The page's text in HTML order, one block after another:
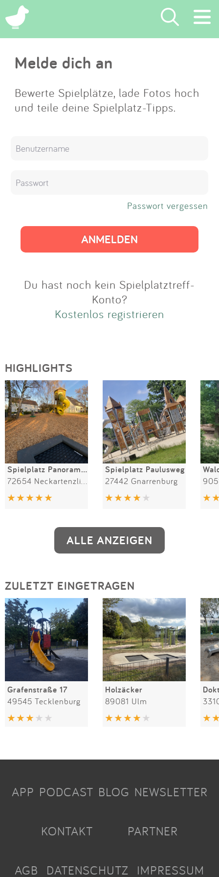
×
Suchen
Eintragen
App
Melde dich an
Bewerte Spielplätze, lade Fotos hoch
und teile deine Spielplatz-Tipps.
Passwort vergessen
Du hast noch kein Spielplatztreff-
Konto?
Kostenlos registrieren
HIGHLIGHTS
Spielplatz Panoramastraße Spielplatz Paulusweg
27442 Gnarrenburg
ALLE ANZEIGEN
ZULETZT EINGETRAGEN
Grafenstraße 17
49545 Tecklenburg
Holzäcker
89081 Ulm
APP PODCAST BLOG NEWSLETTER
KONTAKT PARTNER
AGB DATENSCHUTZ IMPRESSUM